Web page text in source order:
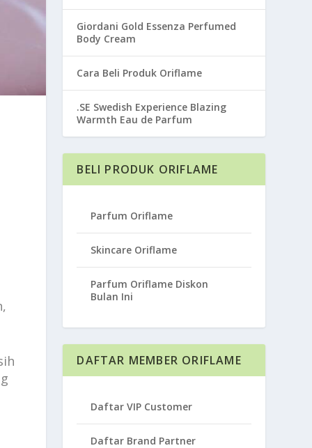
Giordani Gold Essenza Perfumed
Body Cream
Cara Beli Produk Oriflame
.SE Swedish Experience Blazing
Warmth Eau de Parfum
BELI PRODUK ORIFLAME
Parfum Oriflame
Skincare Oriflame
Parfum Oriflame Diskon
Bulan Ini
DAFTAR MEMBER ORIFLAME
Daftar VIP Customer
Daftar Brand Partner